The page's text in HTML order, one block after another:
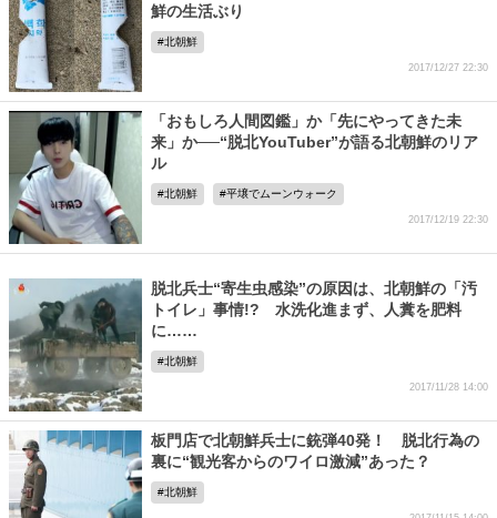
鮮の生活ぶり
北朝鮮
2017/12/27 22:30
「おもしろ人間図鑑」か「先にやってきた未
来」か──“脱北YouTuber”が語る北朝鮮のリア
ル
北朝鮮 平壌でムーンウォーク
2017/12/19 22:30
脱北兵士“寄生虫感染”の原因は、北朝鮮の「汚
トイレ」事情!? 水洗化進まず、人糞を肥料
に……
北朝鮮
2017/11/28 14:00
板門店で北朝鮮兵士に銃弾40発！ 脱北行為の
裏に“観光客からのワイロ激減”あった？
北朝鮮